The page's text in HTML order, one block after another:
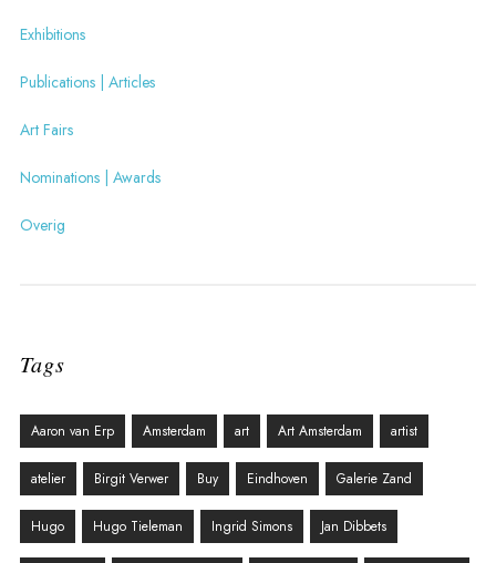
Exhibitions
Publications | Articles
Art Fairs
Nominations | Awards
Overig
Tags
Aaron van Erp Amsterdam art Art Amsterdam artist
atelier Birgit Verwer Buy Eindhoven Galerie Zand
Hugo Hugo Tieleman Ingrid Simons Jan Dibbets